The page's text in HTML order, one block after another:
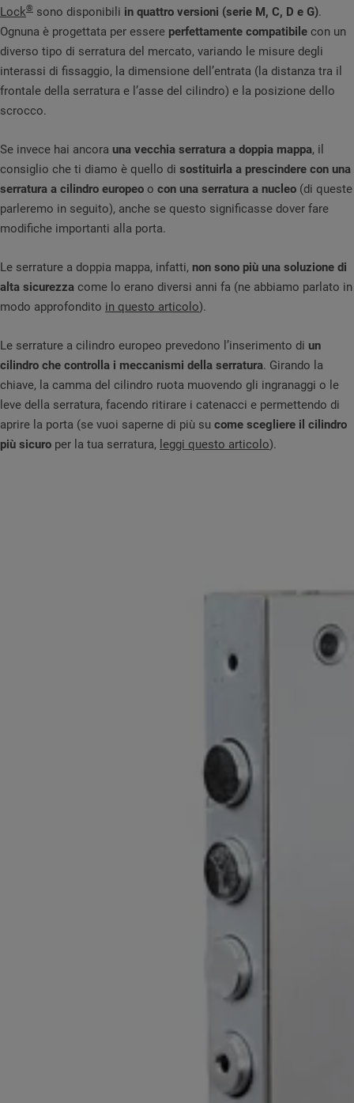
Lock® sono disponibili in quattro versioni (serie M, C, D e G).
Ognuna è progettata per essere perfettamente compatibile con un
diverso tipo di serratura del mercato, variando le misure degli
interassi di fissaggio, la dimensione dell’entrata (la distanza tra il
frontale della serratura e l’asse del cilindro) e la posizione dello
scrocco.
Se invece hai ancora una vecchia serratura a doppia mappa, il
consiglio che ti diamo è quello di sostituirla a prescindere con una
serratura a cilindro europeo o con una serratura a nucleo (di queste
parleremo in seguito), anche se questo significasse dover fare
modifiche importanti alla porta.
Le serrature a doppia mappa, infatti, non sono più una soluzione di
alta sicurezza come lo erano diversi anni fa (ne abbiamo parlato in
modo approfondito in questo articolo).
Le serrature a cilindro europeo prevedono l’inserimento di un
cilindro che controlla i meccanismi della serratura. Girando la
chiave, la camma del cilindro ruota muovendo gli ingranaggi o le
leve della serratura, facendo ritirare i catenacci e permettendo di
aprire la porta (se vuoi saperne di più su come scegliere il cilindro
più sicuro per la tua serratura, leggi questo articolo).